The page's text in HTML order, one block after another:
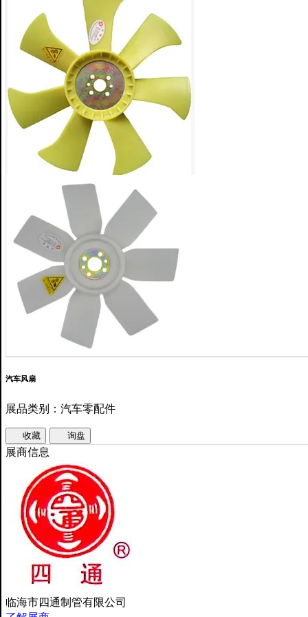
汽车风扇
展品类别：汽车零配件
收藏 询盘
展商信息
临海市四通制管有限公司